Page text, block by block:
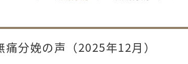
痛分娩の声（2025年12月）